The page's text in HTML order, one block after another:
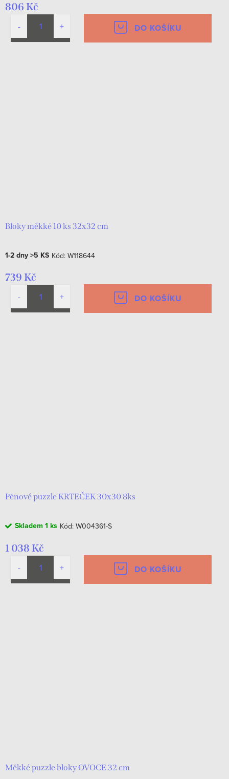
806 Kč
DO KOŠÍKU
Bloky měkké 10 ks 32x32 cm
1-2 dny>5 KS Kód: W118644
739 Kč
DO KOŠÍKU
Pěnové puzzle KRTEČEK 30x30 8ks
Skladem 1 ks Kód: W004361-S
1 038 Kč
DO KOŠÍKU
Měkké puzzle bloky OVOCE 32 cm